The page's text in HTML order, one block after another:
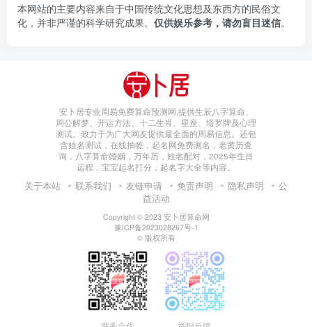
本网站的主要内容来自于中国传统文化思想及东西方的民俗文
化，并非严谨的科学研究成果。 仅供娱乐参考，请勿盲目迷信。
安卜居专业周易免费算命预测网,提供生辰八字算命、
周公解梦、开运方法、十二生肖、星座、塔罗牌及心理
测试。致力于为广大网友提供最全面的周易信息。还包
含姓名测试，在线抽签，起名网免费测名，老黄历查
询，八字算命婚姻，万年历，姓名配对，2025年生肖
运程，宝宝起名打分，起名字大全等内容。
关于本站 联系我们 友链申请 免责声明 隐私声明
公
益活动
Copyright © 2023 安卜居算命网
豫ICP备2023028267号-1
© 版权所有